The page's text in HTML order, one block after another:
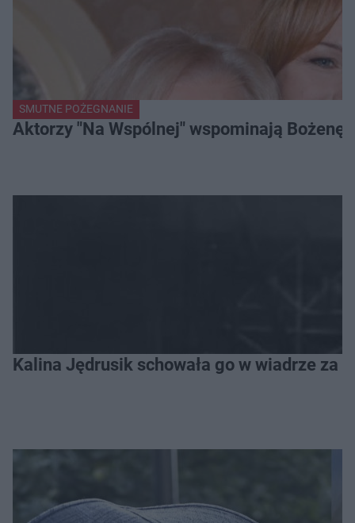
SMUTNE POŻEGNANIE
Aktorzy "Na Wspólnej" wspominają Bożenę
Kalina Jędrusik schowała go w wiadrze za